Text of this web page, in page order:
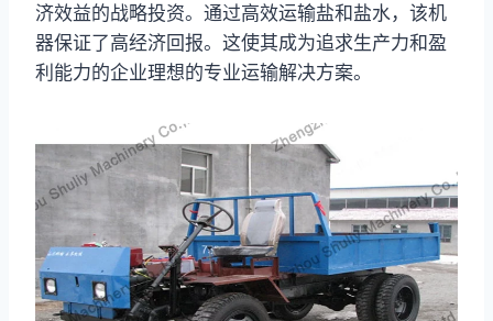
济效益的战略投资。通过高效运输盐和盐水，该机
器保证了高经济回报。这使其成为追求生产力和盈
利能力的企业理想的专业运输解决方案。